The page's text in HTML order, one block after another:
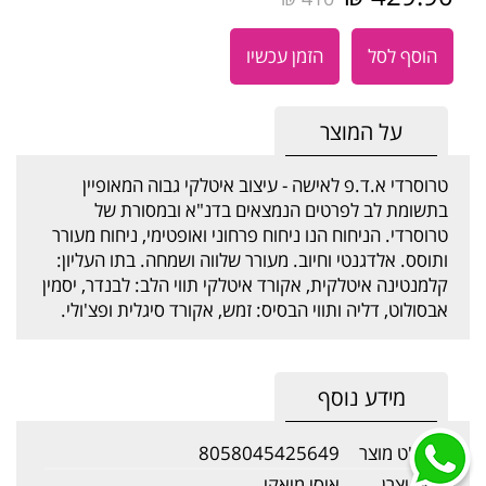
הוסף לסל הזמן עכשיו
על המוצר
טרוסרדי א.ד.פ לאישה - עיצוב איטלקי גבוה המאופיין
בתשומת לב לפרטים הנמצאים בדנ"א ובמסורת של
טרוסרדי. הניחוח הנו ניחוח פרחוני ואופטימי, ניחוח מעורר
ותוסס. אלדגנטי וחיוב. מעורר שלווה ושמחה. בתו העליון:
קלמנטינה איטלקית, אקורד איטלקי תווי הלב: לבנדר, יסמין
אבסולוט, דליה ותווי הבסיס: זמש, אקורד סיגלית ופצ'ולי.
מידע נוסף
מק"ט מוצר
8058045425649